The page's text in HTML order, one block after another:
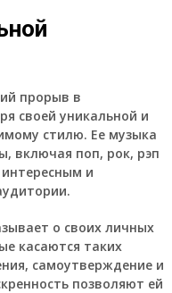
прорыв в
своей уникальной и
стилю. Ее музыка
включая поп, рок, рэп
интересным и
о своих личных
касаются таких
самоутверждение и
позволяют ей